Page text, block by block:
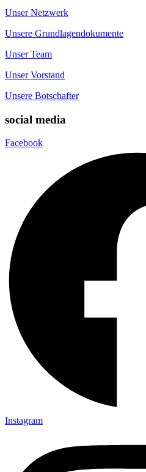
Unser Netzwerk
Unsere Grundlagendokumente
Unser Team
Unser Vorstand
Unsere Botschafter
social media
Facebook
Instagram